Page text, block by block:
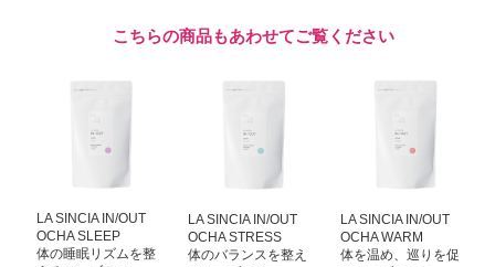
こちらの商品もあわせてご覧ください
LA SINCIA IN/OUT
OCHA SLEEP
体の睡眠リズムを整
LA SINCIA IN/OUT
OCHA STRESS
体のバランスを整え
LA SINCIA IN/OUT
OCHA WARM
体を温め、巡りを促